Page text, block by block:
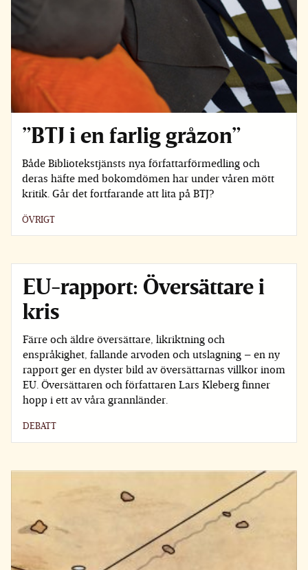
”BTJ i en farlig gråzon”
Både Bibliotekstjänsts nya författarförmedling och
deras häfte med bokomdömen har under våren mött
kritik. Går det fortfarande att lita på BTJ?
ÖVRIGT
EU-rapport: Översättare i
kris
Färre och äldre översättare, likriktning och
enspråkighet, fallande arvoden och utslagning – en ny
rapport ger en dyster bild av översättarnas villkor inom
EU. Översättaren och författaren Lars Kleberg finner
hopp i ett av våra grannländer.
DEBATT